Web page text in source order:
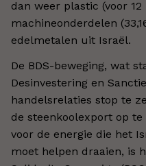
dan weer plastic (voor
machineonderdelen
edelmetalen uit Israël.
De BDS-beweging, wat
Desinvestering en
handelsrelaties stop te
de steenkoolexport op
voor de energie die het
moet helpen draaien, is